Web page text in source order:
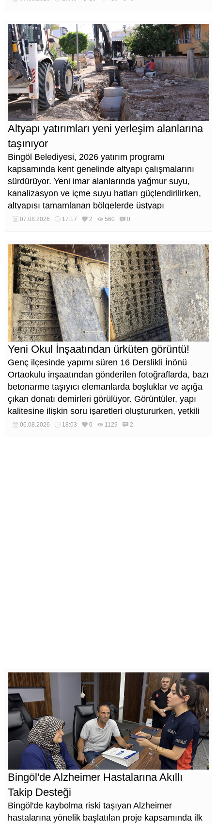
Altyapı yatırımları yeni yerleşim alanlarına
taşınıyor
Bingöl Belediyesi, 2026 yatırım programı
kapsamında kent genelinde altyapı çalışmalarını
sürdürüyor. Yeni imar alanlarında yağmur suyu,
kanalizasyon ve içme suyu hatları güçlendirilirken,
altyapısı tamamlanan bölgelerde üstyapı
düzenlemeleri de eş zamanlı yürütülüyor.
07.08.2026 17:17 2 560 0
Yeni Okul İnşaatından ürküten görüntü!
Genç ilçesinde yapımı süren 16 Derslikli İnönü
Ortaokulu inşaatından gönderilen fotoğraflarda, bazı
betonarme taşıyıcı elemanlarda boşluklar ve açığa
çıkan donatı demirleri görülüyor. Görüntüler, yapı
kalitesine ilişkin soru işaretleri oluştururken, yetkili
kurumların teknik inceleme yapması çağrısı yapıldı.
06.08.2026 18:03 0 1129 2
Bingöl'de Alzheimer Hastalarına Akıllı
Takip Desteği
Bingöl'de kaybolma riski taşıyan Alzheimer
hastalarına yönelik başlatılan proje kapsamında ilk